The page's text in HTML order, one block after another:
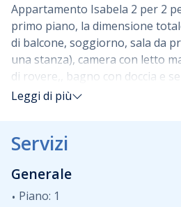
Appartamento Isabela 2 per 2
primo piano, la dimensione
di balcone, soggiorno, sala da
una stanza), camera con letto
di rovere,, bagno con doccia e
è attrezzata con stoviglie, forno
supplementare per una persona.
riscaldamento centralizzato, TV
condizionata.
Leggi di più
Servizi
Generale
Piano: 1